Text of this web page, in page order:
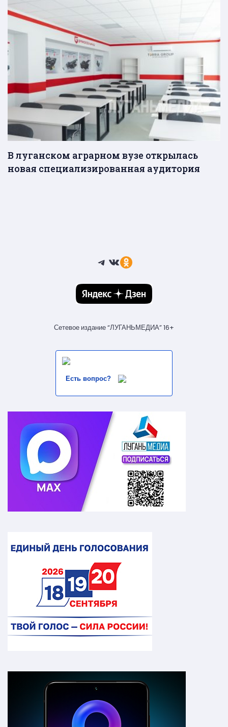
В луганском аграрном вузе открылась
новая специализированная аудитория
Telegram
ВКонтакте
Ссылка
Сетевое издание “ЛУГАНЬМЕДИА” 16+
Есть вопрос?